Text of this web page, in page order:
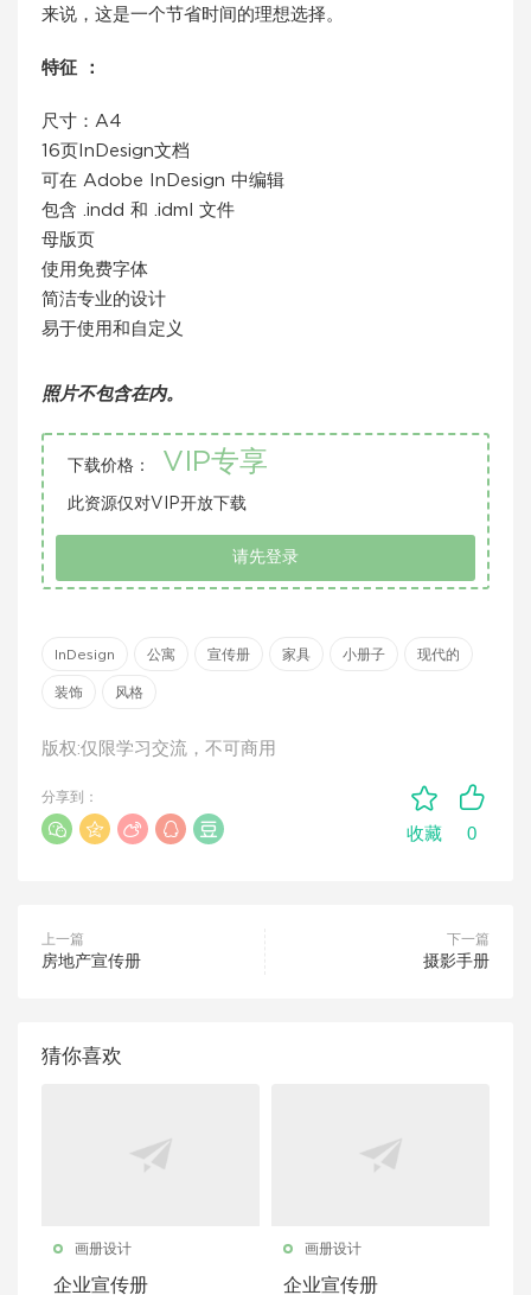
来说，这是一个节省时间的理想选择。
特征 ：
尺寸：A4
16页InDesign文档
可在 Adob​​e InDesign 中编辑
包含 .indd 和 .idml 文件
母版页
使用免费字体
简洁专业的设计
易于使用和自定义
照片不包含在内。
下载价格： VIP专享
此资源仅对VIP开放下载
请先登录
InDesign 公寓 宣传册 家具 小册子 现代的
装饰 风格
版权:仅限学习交流，不可商用
收藏 0
分享到：
上一篇
房地产宣传册
下一篇
摄影手册
猜你喜欢
画册设计
企业宣传册
画册设计
企业宣传册